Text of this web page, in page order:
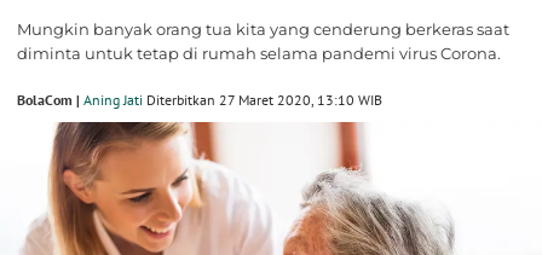
Mungkin banyak orang tua kita yang cenderung berkeras saat
diminta untuk tetap di rumah selama pandemi virus Corona.
BolaCom | Aning Jati Diterbitkan 27 Maret 2020, 13:10 WIB